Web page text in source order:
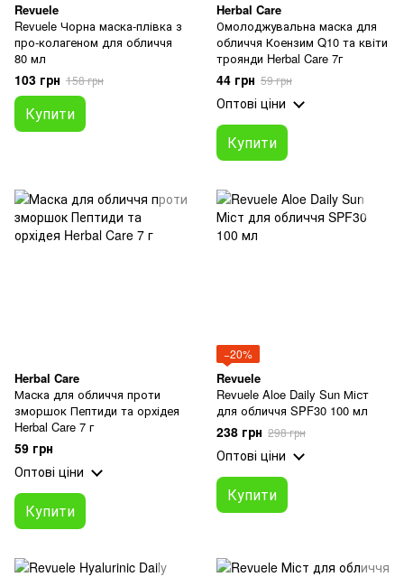
Revuele
Revuele Чорна маска-плівка з
про-колагеном для обличчя
80 мл
103 грн 158 грн
Купити
Herbal Care
Омолоджувальна маска для
обличчя Коензим Q10 та квіти
троянди Herbal Care 7г
44 грн 59 грн
Оптові ціни
Купити
Herbal Care
Маска для обличчя проти
зморшок Пептиди та орхідея
Herbal Care 7 г
59 грн
Оптові ціни
Купити
−20%
Revuele
Revuele Aloe Daily Sun Міст
для обличчя SPF30 100 мл
238 грн 298 грн
Оптові ціни
Купити